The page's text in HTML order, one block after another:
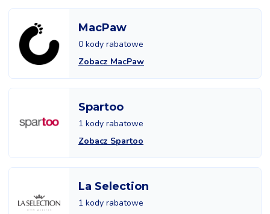
MacPaw
0 kody rabatowe
Zobacz MacPaw
Spartoo
1 kody rabatowe
Zobacz Spartoo
La Selection
1 kody rabatowe